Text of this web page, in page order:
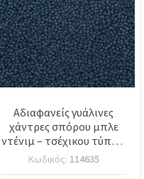
Αδιαφανείς γυάλινες
χάντρες σπόρου μπλε
ντένιμ – τσέχικου τύπου,
2 mm, 15 γρ (≈2050 τεμ.),
απαραίτητες για DIY
Κωδικός: 114635